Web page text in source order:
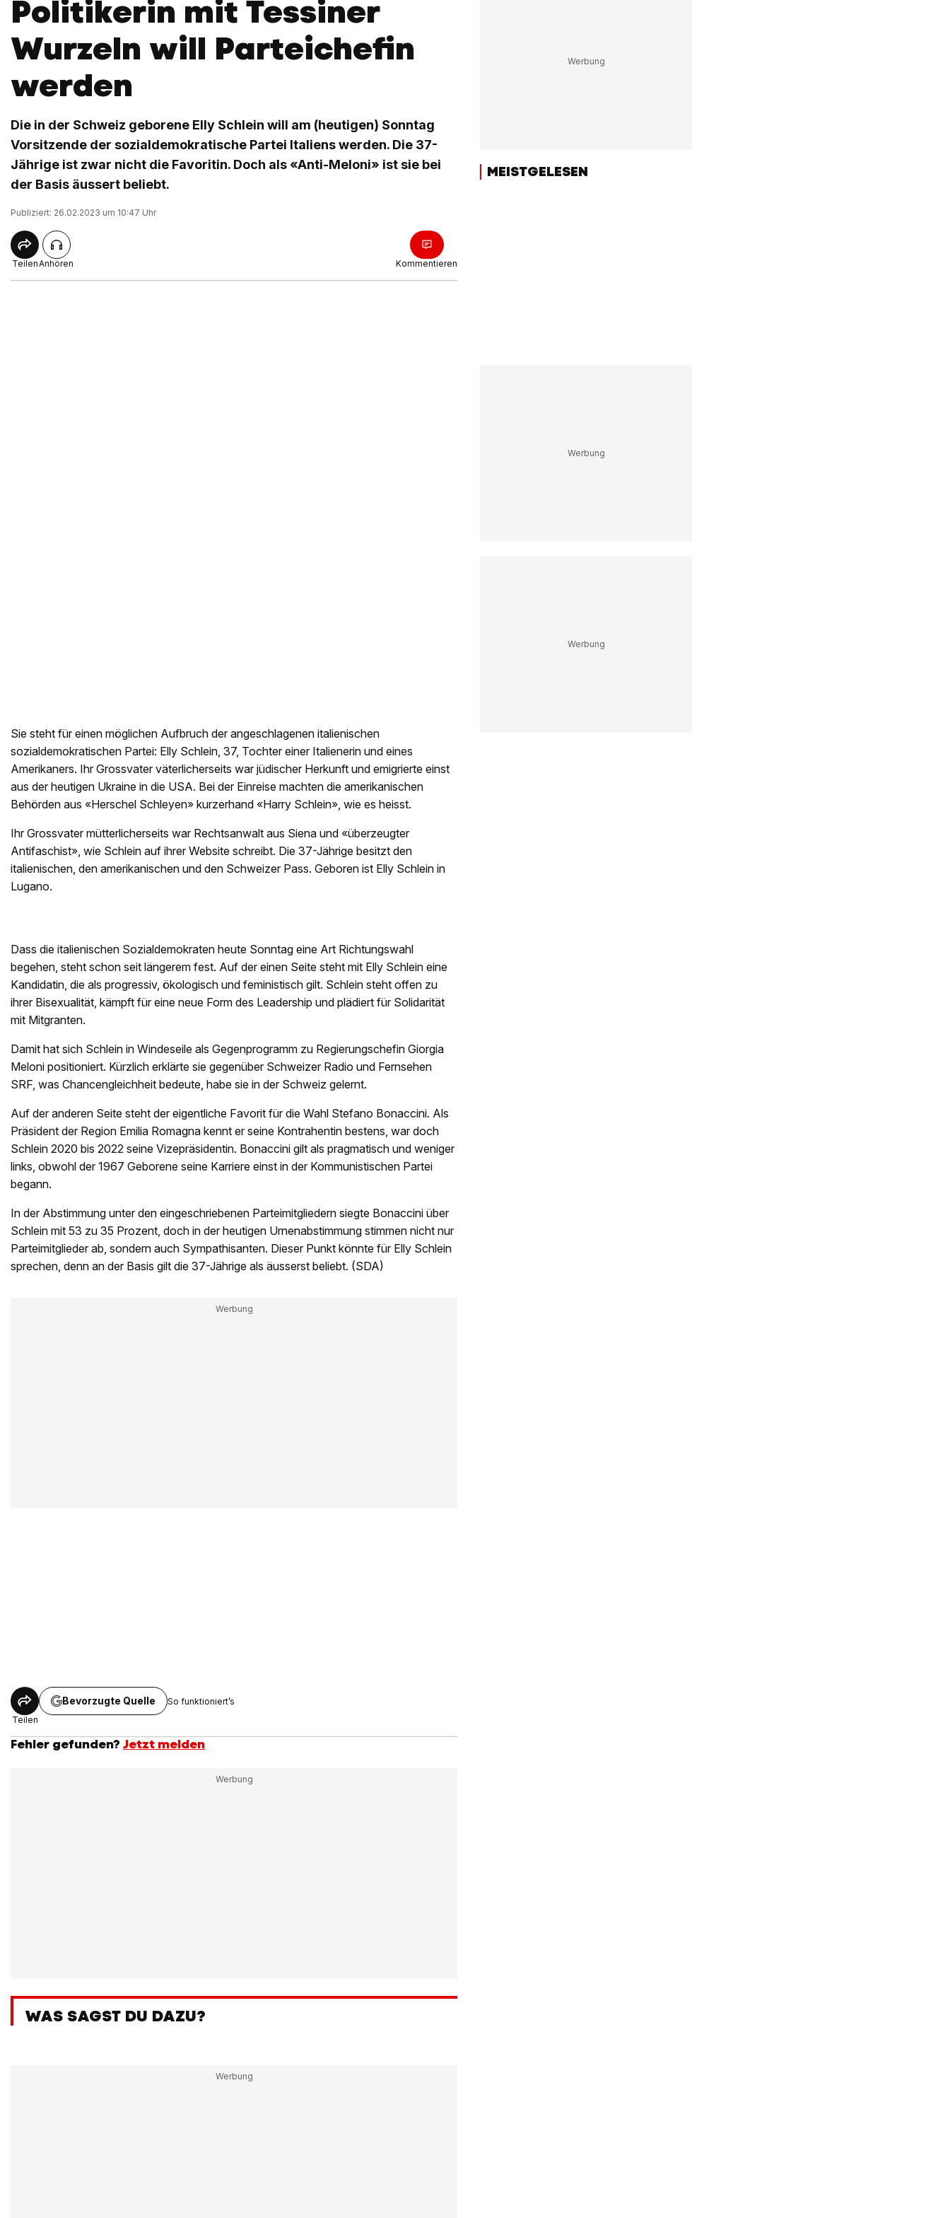
Politikerin mit Tessiner
Wurzeln will Parteichefin
werden
Die in der Schweiz geborene Elly Schlein will am (heutigen) Sonntag
Vorsitzende der sozialdemokratische Partei Italiens werden. Die 37-
Jährige ist zwar nicht die Favoritin. Doch als «Anti-Meloni» ist sie bei
der Basis äussert beliebt.
Publiziert: 26.02.2023 um 10:47 Uhr
TeilenAnhören Kommentieren
Sie steht für einen möglichen Aufbruch der angeschlagenen italienischen
sozialdemokratischen Partei: Elly Schlein, 37, Tochter einer Italienerin und eines
Amerikaners. Ihr Grossvater väterlicherseits war jüdischer Herkunft und emigrierte einst
aus der heutigen Ukraine in die USA. Bei der Einreise machten die amerikanischen
Behörden aus «Herschel Schleyen» kurzerhand «Harry Schlein», wie es heisst.
Ihr Grossvater mütterlicherseits war Rechtsanwalt aus Siena und «überzeugter
Antifaschist», wie Schlein auf ihrer Website schreibt. Die 37-Jährige besitzt den
italienischen, den amerikanischen und den Schweizer Pass. Geboren ist Elly Schlein in
Lugano.
Dass die italienischen Sozialdemokraten heute Sonntag eine Art Richtungswahl
begehen, steht schon seit längerem fest. Auf der einen Seite steht mit Elly Schlein eine
Kandidatin, die als progressiv, ökologisch und feministisch gilt. Schlein steht offen zu
ihrer Bisexualität, kämpft für eine neue Form des Leadership und plädiert für Solidarität
mit Mitgranten.
Damit hat sich Schlein in Windeseile als Gegenprogramm zu Regierungschefin Giorgia
Meloni positioniert. Kürzlich erklärte sie gegenüber Schweizer Radio und Fernsehen
SRF, was Chancengleichheit bedeute, habe sie in der Schweiz gelernt.
Auf der anderen Seite steht der eigentliche Favorit für die Wahl Stefano Bonaccini. Als
Präsident der Region Emilia Romagna kennt er seine Kontrahentin bestens, war doch
Schlein 2020 bis 2022 seine Vizepräsidentin. Bonaccini gilt als pragmatisch und weniger
links, obwohl der 1967 Geborene seine Karriere einst in der Kommunistischen Partei
begann.
In der Abstimmung unter den eingeschriebenen Parteimitgliedern siegte Bonaccini über
Schlein mit 53 zu 35 Prozent, doch in der heutigen Urnenabstimmung stimmen nicht nur
Parteimitglieder ab, sondern auch Sympathisanten. Dieser Punkt könnte für Elly Schlein
sprechen, denn an der Basis gilt die 37-Jährige als äusserst beliebt. (SDA)
Teilen
Bevorzugte Quelle So funktioniert’s
Fehler gefunden? Jetzt melden
WAS SAGST DU DAZU?
MEISTGELESEN